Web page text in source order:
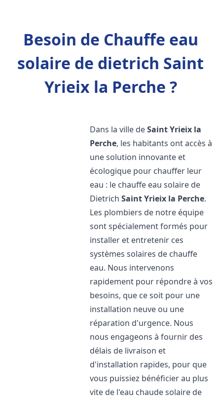
Besoin de Chauffe eau
solaire de dietrich Saint
Yrieix la Perche ?
Dans la ville deSaint Yrieix la
Perche, les habitants ont accès à
une solution innovante et
écologique pour chauffer leur
eau : le chauffe eau solaire de
DietrichSaint Yrieix la Perche.
Les plombiers de notre équipe
sont spécialement formés pour
installer et entretenir ces
systèmes solaires de chauffe
eau. Nous intervenons
rapidement pour répondre à vos
besoins, que ce soit pour une
installation neuve ou une
réparation d'urgence. Nous
nous engageons à fournir des
délais de livraison et
d'installation rapides, pour que
vous puissiez bénéficier au plus
vite de l'eau chaude solaire de